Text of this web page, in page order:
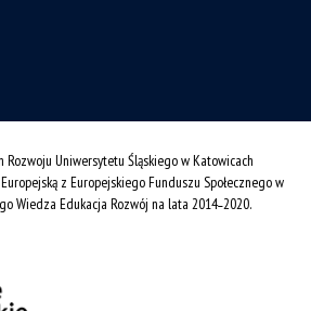
Uniwersytetu Śląskiego w Katowicach
z Europejskiego Funduszu Społecznego w
Wiedza Edukacja Rozwój na lata 2014˗2020.